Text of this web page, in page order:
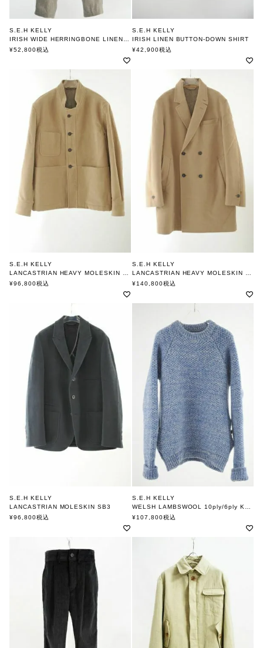
S.E.H KELLY
IRISH WIDE HERRINGBONE LINEN NARROW PANTS
エスイーエイチケリー
¥52,800税込
S.E.H KELLY
IRISH LINEN BUTTON-DOWN SHIRT
エスイーエイチケリー
¥42,900税込
S.E.H KELLY
LANCASTRIAN HEAVY MOLESKIN WORK JACKET
エスイーエイチケリー
¥96,800税込
S.E.H KELLY
LANCASTRIAN HEAVY MOLESKIN TOP COAT
エスイーエイチケリー
¥140,800税込
S.E.H KELLY
LANCASTRIAN MOLESKIN SB3
エスイーエイチケリー
¥96,800税込
S.E.H KELLY
WELSH LAMBSWOOL 10ply/6ply KNIT
エスイーエイチケリー
¥107,800税込